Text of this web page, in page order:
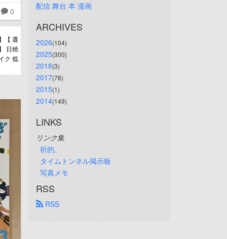
0
【 選
日焼
ク 低
配信 舞台 本 漫画
ARCHIVES
2026(104)
2025(300)
2018(3)
2017(78)
2015(1)
2014(149)
LINKS
リンク集
祈的。
タイムトンネル掲示板
写真メモ
RSS
RSS